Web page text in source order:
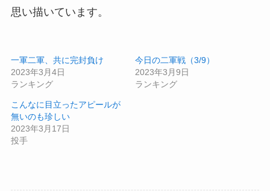
思い描いています。
一軍二軍、共に完封負け
2023年3月4日
ランキング
今日の二軍戦（3/9）
2023年3月9日
ランキング
こんなに目立ったアピールが
無いのも珍しい
2023年3月17日
投手